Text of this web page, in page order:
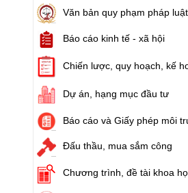
Số:
Tên:
(Kế hoạch triển khai thi hành
đai năm 2024)
Ngày ban hành: (21/08/2024)
Số:
Tên:
(Nghị định Quy định về giá
Ngày ban hành: (21/08/2024)
Số:31/2024/QH15
Tên:
Văn bản quy phạm pháp luật
Báo cáo kinh tế - xã hội
Chiến lược, quy hoạch, kế
Dự án, hạng mục đầu tư
Báo cáo và Giấy phép môi
Đấu thầu, mua sắm công
Chương trình, đề tài khoa